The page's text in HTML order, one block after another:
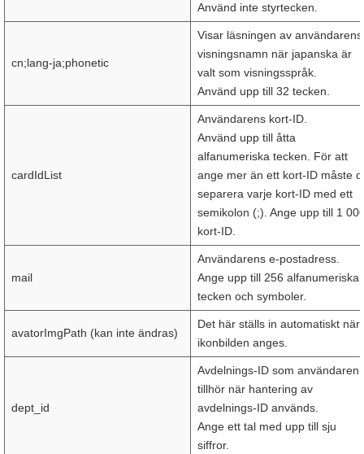
Använd inte styrtecken.
cn;lang-ja;phonetic
Visar läsningen av användarens
visningsnamn när japanska är
valt som visningsspråk.
Använd upp till 32 tecken.
cardIdList
Användarens kort-ID.
Använd upp till åtta
alfanumeriska tecken. För att
ange mer än ett kort-ID måste
separera varje kort-ID med ett
semikolon (;). Ange upp till 1
kort-ID.
mail
Användarens e-postadress.
Ange upp till 256 alfanumeriska
tecken och symboler.
avatorImgPath (kan inte ändras)
Det här ställs in automatiskt när
ikonbilden anges.
dept_id
Avdelnings-ID som användaren
tillhör när hantering av
avdelnings-ID används.
Ange ett tal med upp till sju
siffror.